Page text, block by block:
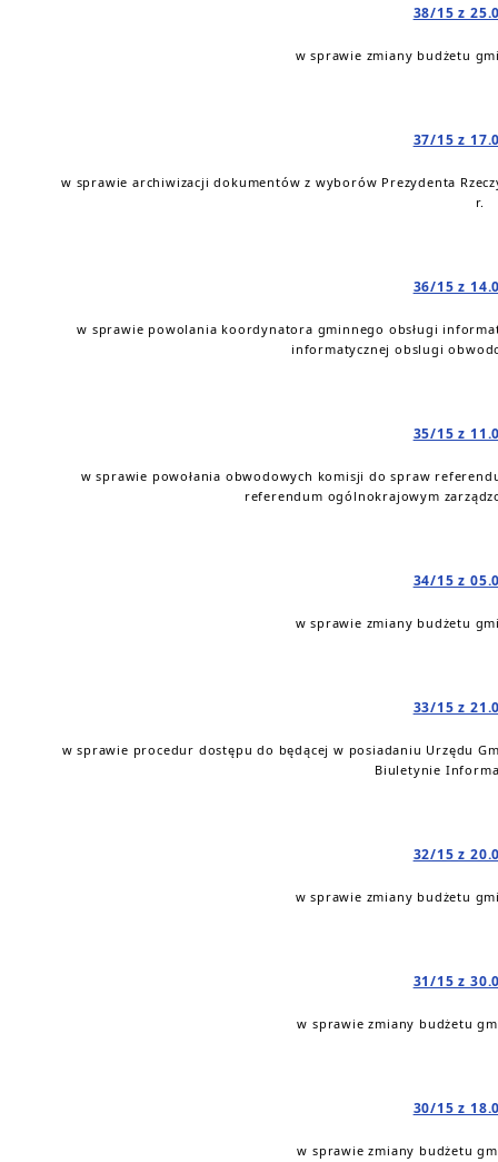
38/15 z
w sprawie zmiany budżetu
37/15 z
w sprawie archiwizacji dokumentów z wyborów Prezydenta
r.
36/15 z
w sprawie powolania koordynatora gminnego obsługi
informatycznej obslugi
35/15 z
w sprawie powołania obwodowych komisji do spraw
referendum ogólnokrajowym
34/15 z
w sprawie zmiany budżetu
33/15 z
w sprawie procedur dostępu do będącej w posiadaniu Urzędu
Biuletynie
32/15 z
w sprawie zmiany budżetu
31/15 z
w sprawie zmiany budżetu
30/15 z
w sprawie zmiany budżetu